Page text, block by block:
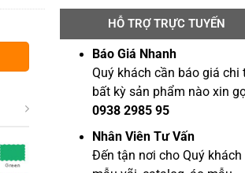
HỖ TRỢ TRỰC TUYẾN
Báo Giá Nhanh
Quý khách cần báo giá chi
bất kỳ sản phẩm nào xin
0938 2985 95
Nhân Viên Tư Vấn
Đến tận nơi cho Quý khách